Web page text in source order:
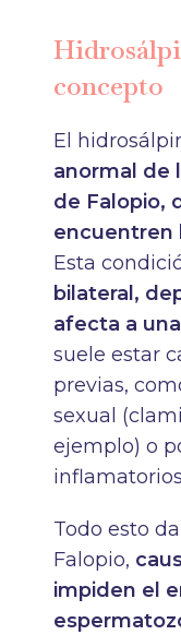
concepto
El
anormal de
de Falopio,
encuentren
Esta
bilateral,
afecta a
suele estar
previas,
sexual
ejemplo) o
Todo esto
Falopio,
impiden el